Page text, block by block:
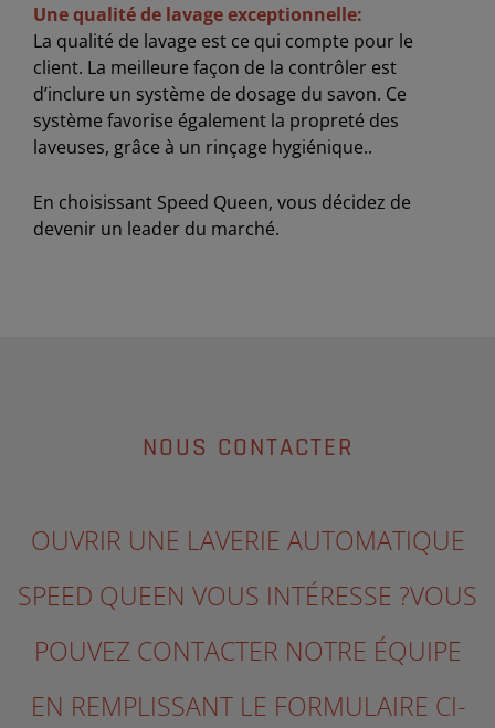
Une qualité de lavage exceptionnelle:
La qualité de lavage est ce qui compte pour le
client. La meilleure façon de la contrôler est
d’inclure un système de dosage du savon. Ce
système favorise également la propreté des
laveuses, grâce à un rinçage hygiénique..
En choisissant Speed Queen, vous décidez de
devenir un leader du marché.
NOUS CONTACTER
OUVRIR UNE LAVERIE AUTOMATIQUE
SPEED QUEEN VOUS INTÉRESSE ?VOUS
POUVEZ CONTACTER NOTRE ÉQUIPE
EN REMPLISSANT LE FORMULAIRE CI-